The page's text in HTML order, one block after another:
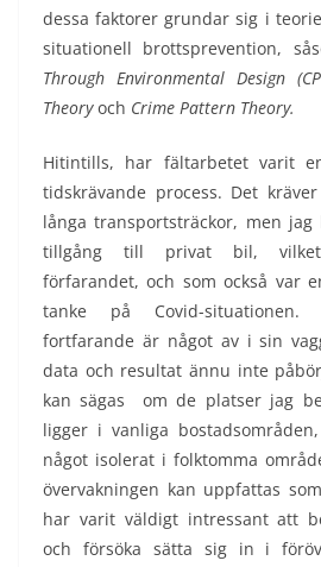
dessa faktorer grundar sig i
situationell brottsprevention,
Through Environmental Design
Theoryoch Crime Pattern Theory.
Hitintills, har fältarbetet varit
tidskrävande process. Det
långa transportsträckor, men
tillgång till privat bil,
förfarandet, och som också var
tanke på Covid-situationen.
fortfarande är något av i sin
data och resultat ännu inte
kan sägas om de platser jag
ligger i vanliga
något isolerat i folktomma
övervakningen kan uppfattas
har varit väldigt intressant att
och försöka sätta sig in i